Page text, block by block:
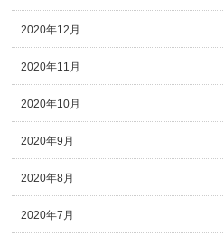
2020年12月
2020年11月
2020年10月
2020年9月
2020年8月
2020年7月